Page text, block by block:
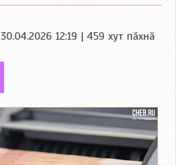
30.04.2026 12:19 | 459 хут пӑхнӑ